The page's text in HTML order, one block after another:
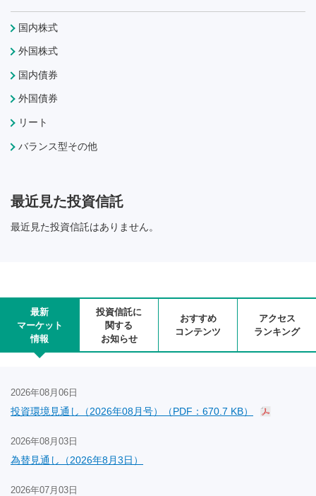
国内株式
外国株式
国内債券
外国債券
リート
バランス型その他
最近見た投資信託
最近見た投資信託はありません。
最新
マーケット
情報
投資信託に
関する
お知らせ
おすすめ
コンテンツ
アクセス
ランキング
2026年08月06日
投資環境見通し（2026年08月号）（PDF：670.7 KB）
2026年08月03日
為替見通し（2026年8月3日）
2026年07月03日